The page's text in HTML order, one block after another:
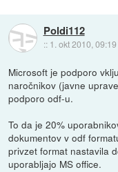
Poldi112
:: 1. okt 2010, 09:19
Microsoft je podporo
naročnikov (javne
podporo odf-u.
To da je 20%
dokumentov v odf
privzet format nastavila
uporabljajo MS office.